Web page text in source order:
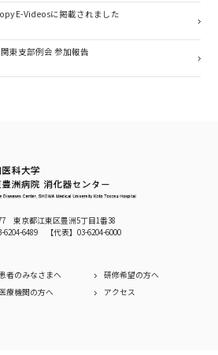
E-Videosに掲載されました
東支部例会 参加報告
東京都江東区豊洲5丁目1番38
6204-6489 【代表】 03-6204-6000
者のみなさまへ
研修希望の方へ
療機関の方へ アクセス